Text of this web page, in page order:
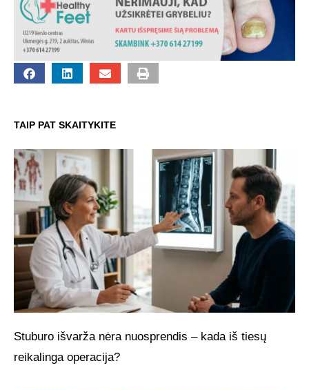
TAIP PAT SKAITYKITE
Stuburo išvarža nėra nuosprendis – kada iš tiesų
reikalinga operacija?